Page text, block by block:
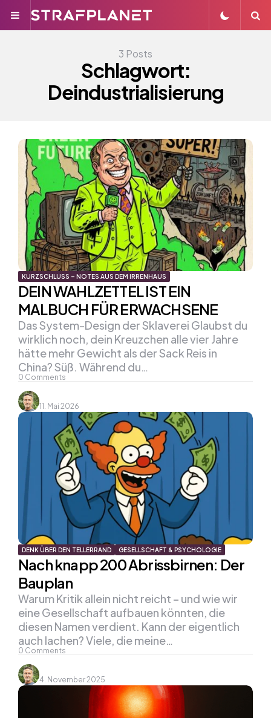
Menu
3 Posts
Schlagwort:
Deindustrialisierung
KURZSCHLUSS – NOTES AUS DEM IRRENHAUS
DEIN WAHLZETTEL IST EIN
MALBUCH FÜR ERWACHSENE
0 Comments
Das System-Design der Sklaverei Glaubst du
wirklich noch, dein Kreuzchen alle vier Jahre
hätte mehr Gewicht als der Sack Reis in
China? Süß. Während du…
11. Mai 2026
DENK ÜBER DEN TELLERRAND GESELLSCHAFT & PSYCHOLOGIE
Nach knapp 200 Abrissbirnen: Der
Bauplan
0 Comments
Warum Kritik allein nicht reicht – und wie wir
eine Gesellschaft aufbauen könnten, die
diesen Namen verdient. Kann der eigentlich
auch lachen? Viele, die meine…
4. November 2025